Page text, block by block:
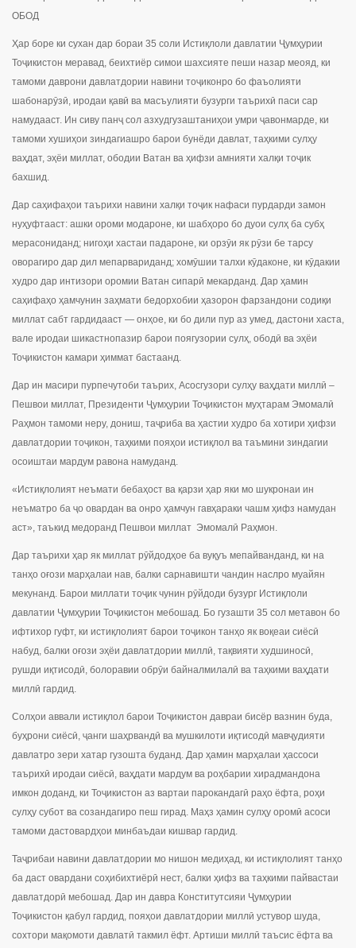
ОБОД
Ҳар боре ки сухан дар бораи 35 соли Истиқлоли давлатии Ҷумҳурии
Тоҷикистон меравад, беихтиёр симои шахсияте пеши назар меояд, ки
тамоми даврони давлатдории навини тоҷиконро бо фаъолияти
шабонарӯзӣ, иродаи қавӣ ва масъулияти бузурги таърихӣ паси сар
намудааст. Ин сиву панҷ сол азхудгузаштаниҳои умри ҷавонмарде, ки
тамоми хушиҳои зиндагиашро барои бунёди давлат, таҳкими сулҳу
ваҳдат, эҳёи миллат, ободии Ватан ва ҳифзи амнияти халқи тоҷик
бахшид.
Дар саҳифаҳои таърихи навини халқи тоҷик нафаси пурдарди замон
нуҳуфтааст: ашки ороми модароне, ки шабҳоро бо дуои сулҳ ба субҳ
мерасониданд; нигоҳи хастаи падароне, ки орзӯи як рӯзи бе тарсу
оворагиро дар дил мепарвариданд; хомӯшии талхи кӯдаконе, ки кӯдакии
худро дар интизори оромии Ватан сипарӣ мекарданд. Дар ҳамин
саҳифаҳо ҳамчунин заҳмати бедорхобии ҳазорон фарзандони содиқи
миллат сабт гардидааст — онҳое, ки бо дили пур аз умед, дастони хаста,
вале иродаи шикастнопазир барои поягузории сулҳ, ободӣ ва эҳёи
Тоҷикистон камари ҳиммат бастаанд.
Дар ин масири пурпечутоби таърих, Асосгузори сулҳу ваҳдати миллӣ –
Пешвои миллат, Президенти Ҷумҳурии Тоҷикистон муҳтарам Эмомалӣ
Раҳмон тамоми неру, дониш, таҷриба ва ҳастии худро ба хотири ҳифзи
давлатдории тоҷикон, таҳкими пояҳои истиқлол ва таъмини зиндагии
осоиштаи мардум равона намуданд.
«Истиқлолият неъмати бебаҳост ва қарзи ҳар яки мо шукронаи ин
неъматро ба ҷо овардан ва онро ҳамчун гавҳараки чашм ҳифз намудан
аст», таъкид медоранд Пешвои миллат Эмомалӣ Раҳмон.
Дар таърихи ҳар як миллат рӯйдодҳое ба вуқуъ мепайванданд, ки на
танҳо оғози марҳалаи нав, балки сарнавишти чандин наслро муайян
мекунанд. Барои миллати тоҷик чунин рӯйдоди бузург Истиқлоли
давлатии Ҷумҳурии Тоҷикистон мебошад. Бо гузашти 35 сол метавон бо
ифтихор гуфт, ки истиқлолият барои тоҷикон танҳо як воқеаи сиёсӣ
набуд, балки оғози эҳёи давлатдории миллӣ, тақвияти худшиносӣ,
рушди иқтисодӣ, болоравии обрӯи байналмилалӣ ва таҳкими ваҳдати
миллӣ гардид.
Солҳои аввали истиқлол барои Тоҷикистон давраи бисёр вазнин буда,
буҳрони сиёсӣ, ҷанги шаҳрвандӣ ва мушкилоти иқтисодӣ мавҷудияти
давлатро зери хатар гузошта буданд. Дар ҳамин марҳалаи ҳассоси
таърихӣ иродаи сиёсӣ, ваҳдати мардум ва роҳбарии хирадмандона
имкон доданд, ки Тоҷикистон аз вартаи парокандагӣ раҳо ёфта, роҳи
сулҳу субот ва созандагиро пеш гирад. Маҳз ҳамин сулҳу оромӣ асоси
тамоми дастовардҳои минбаъдаи кишвар гардид.
Таҷрибаи навини давлатдории мо нишон медиҳад, ки истиқлолият танҳо
ба даст овардани соҳибихтиёрӣ нест, балки ҳифз ва таҳкими пайвастаи
давлатдорӣ мебошад. Дар ин давра Конститутсияи Ҷумҳурии
Тоҷикистон қабул гардид, пояҳои давлатдории миллӣ устувор шуда,
сохтори мақомоти давлатӣ такмил ёфт. Артиши миллӣ таъсис ёфта ва